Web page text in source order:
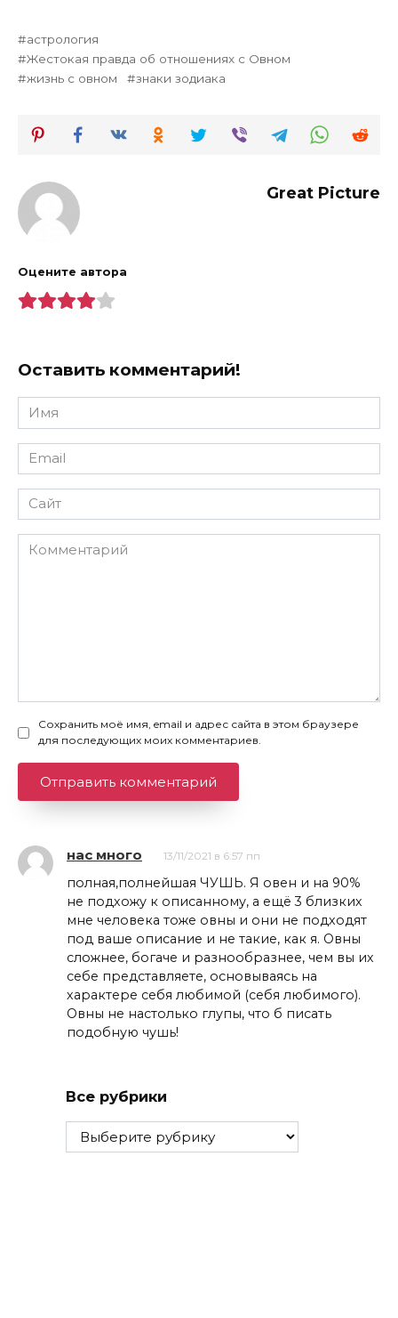
астрология
Жестокая правда об отношениях с Овном
жизнь с овном
знаки зодиака
Great Picture
Оцените автора
Оставить комментарий!
Имя
*
Email
*
Сайт
Комментарий
Сохранить моё имя, email и адрес сайта в этом браузере
для последующих моих комментариев.
нас много 13/11/2021 в 6:57 пп
полная,полнейшая ЧУШЬ. Я овен и на 90%
не подхожу к описанному, а ещё 3 близких
мне человека тоже овны и они не подходят
под ваше описание и не такие, как я. Овны
сложнее, богаче и разнообразнее, чем вы их
себе представляете, основываясь на
характере себя любимой (себя любимого).
Овны не настолько глупы, что б писать
подобную чушь!
Все рубрики
Все
рубрики